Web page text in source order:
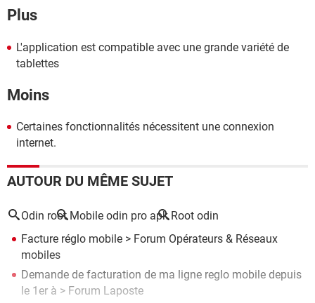
Plus
L'application est compatible avec une grande variété de
tablettes
Moins
Certaines fonctionnalités nécessitent une connexion
internet.
AUTOUR DU MÊME SUJET
Odin root Mobile odin pro apk Root odin
Facture réglo mobile > Forum Opérateurs & Réseaux
mobiles
Demande de facturation de ma ligne reglo mobile depuis
le 1er à > Forum Laposte